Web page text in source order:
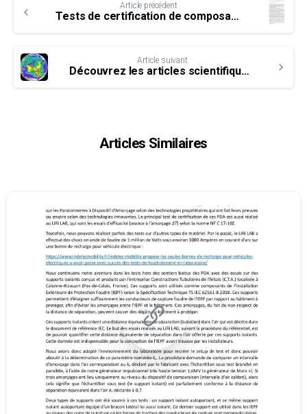
Reading
Article précédent
Tests de certification de composants isolants d’installations de protection foudre directe
Article suivant
Découvrez les articles scientifiques du Liri mise en ligne régulièrement
Articles Similaires